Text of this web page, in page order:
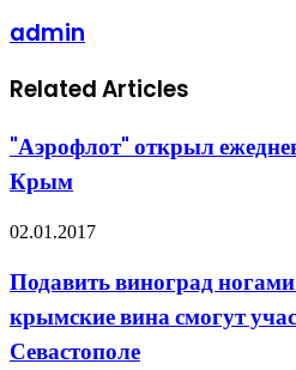
admin
Related Articles
"Аэрофлот" открыл
Крым
02.01.2017
Подавить виноград
крымские вина смогут
Севастополе